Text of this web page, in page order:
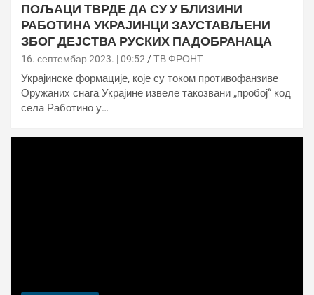
ПОЉАЦИ ТВРДЕ ДА СУ У БЛИЗИНИ
РАБОТИНА УКРАЈИНЦИ ЗАУСТАВЉЕНИ
ЗБОГ ДЕЈСТВА РУСКИХ ПАДОБРАНАЦА
16. септембар 2023. | 09:52 ТВ ФРОНТ
Украјинске формације, које су током противофанзиве
Оружаних снага Украјине извеле такозвани „пробој“ код
села Работино у…